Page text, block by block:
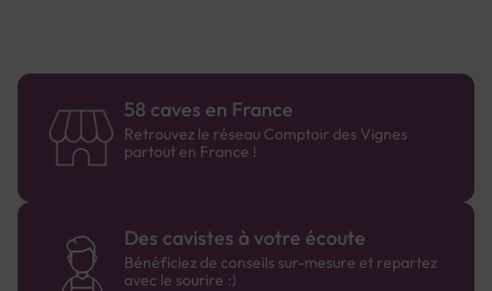
58 caves en France
Retrouvez le réseau Comptoir des Vignes
partout en France !
Des cavistes à votre écoute
Bénéficiez de conseils sur-mesure et repartez
avec le sourire :)